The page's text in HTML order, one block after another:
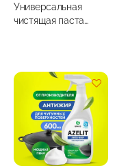
Универсальная
чистящая паста